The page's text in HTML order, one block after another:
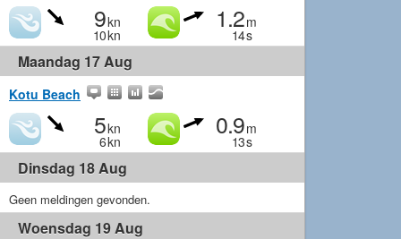
9kn
10kn
1.2m
14s
Maandag 17 Aug
Kotu Beach
5kn
6kn
0.9m
13s
Dinsdag 18 Aug
Geen meldingen gevonden.
Woensdag 19 Aug